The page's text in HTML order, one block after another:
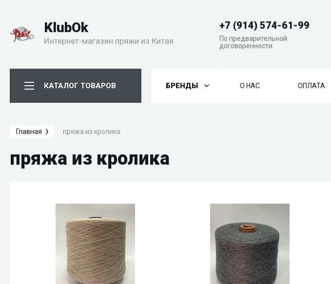
KlubОk
Интернет-магазин пряжи из Китая
+7 (914) 574-61-99
По предварительной
договоренности
КАТАЛОГ ТОВАРОВ БРЕНДЫ О НАС ОПЛАТА
Главная пряжа из кролика
пряжа из кролика